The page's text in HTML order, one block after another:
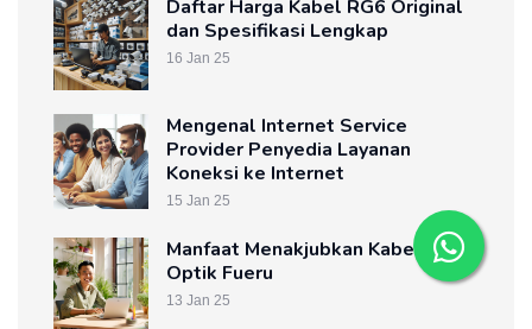
Daftar Harga Kabel RG6 Original
dan Spesifikasi Lengkap
16 Jan 25
Mengenal Internet Service
Provider Penyedia Layanan
Koneksi ke Internet
15 Jan 25
Manfaat Menakjubkan Kabel Fiber
Optik Fueru
13 Jan 25